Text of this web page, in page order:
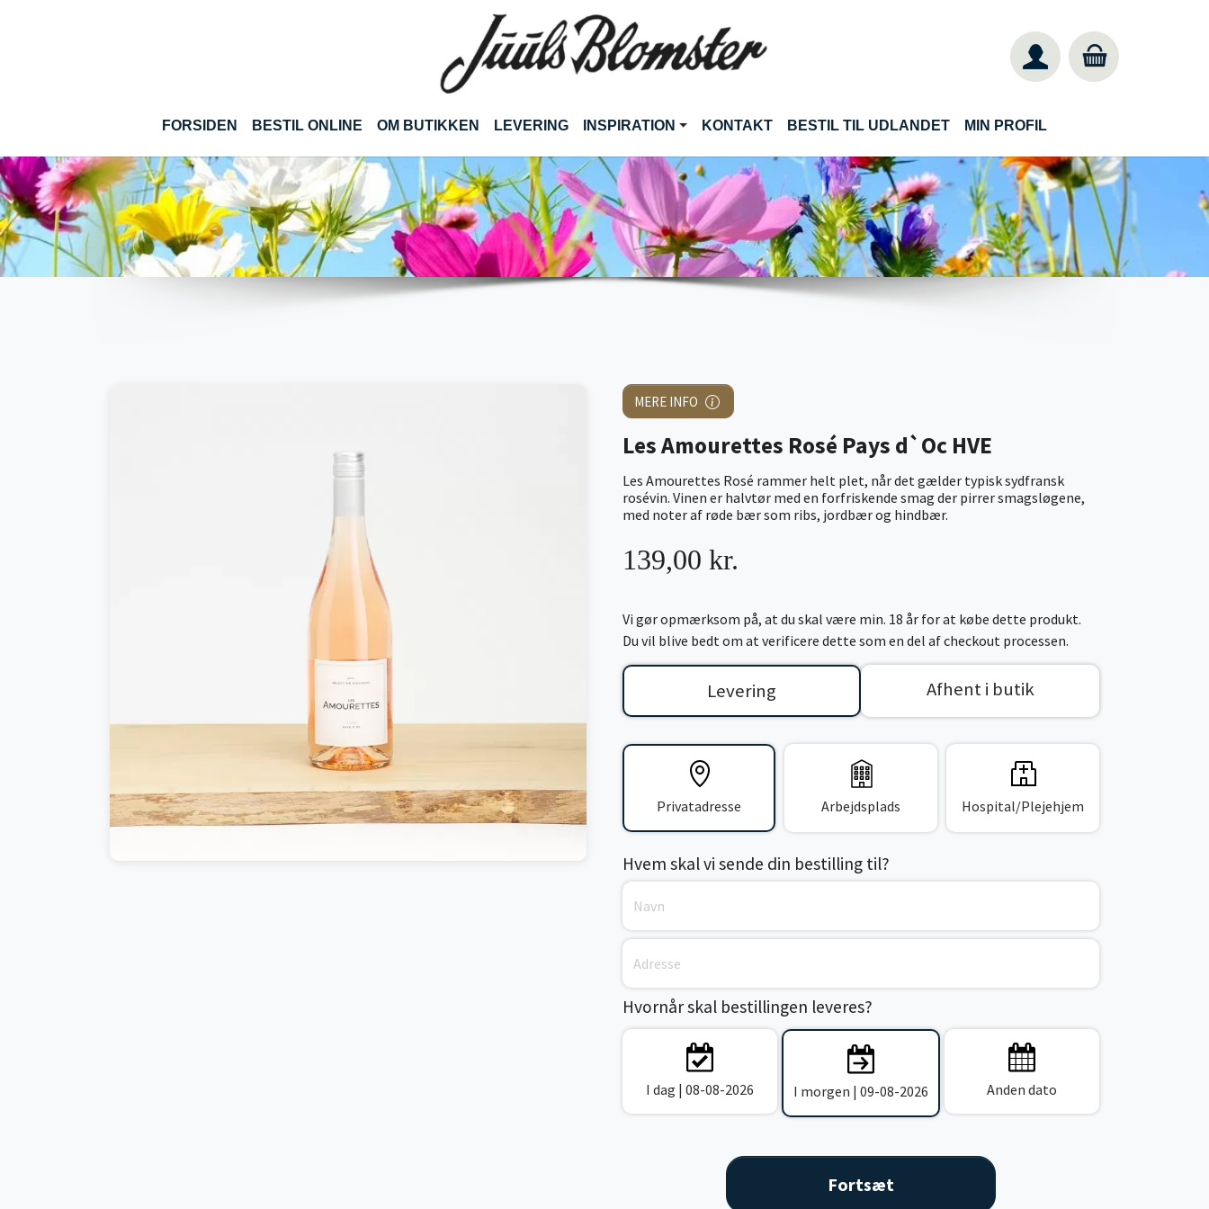
FORSIDEN BESTIL ONLINE(CURRENT)
OM BUTIKKEN LEVERING INSPIRATION KONTAKT BESTIL TIL UDLANDET MIN PROFIL
MERE INFO
Les Amourettes Rosé Pays d`Oc HVE
Les Amourettes Rosé rammer helt plet, når det gælder typisk sydfransk
rosévin. Vinen er halvtør med en forfriskende smag der pirrer smagsløgene,
med noter af røde bær som ribs, jordbær og hindbær.
139,00 kr.
Vi gør opmærksom på, at du skal være min. 18 år for at købe dette produkt.
Du vil blive bedt om at verificere dette som en del af checkout processen.
Levering Afhent i butik
Privatadresse Arbejdsplads Hospital/Plejehjem
Hvem skal vi sende din bestilling til?
Hvornår skal bestillingen leveres?
I dag | 08-08-2026 I morgen | 09-08-2026 Anden dato